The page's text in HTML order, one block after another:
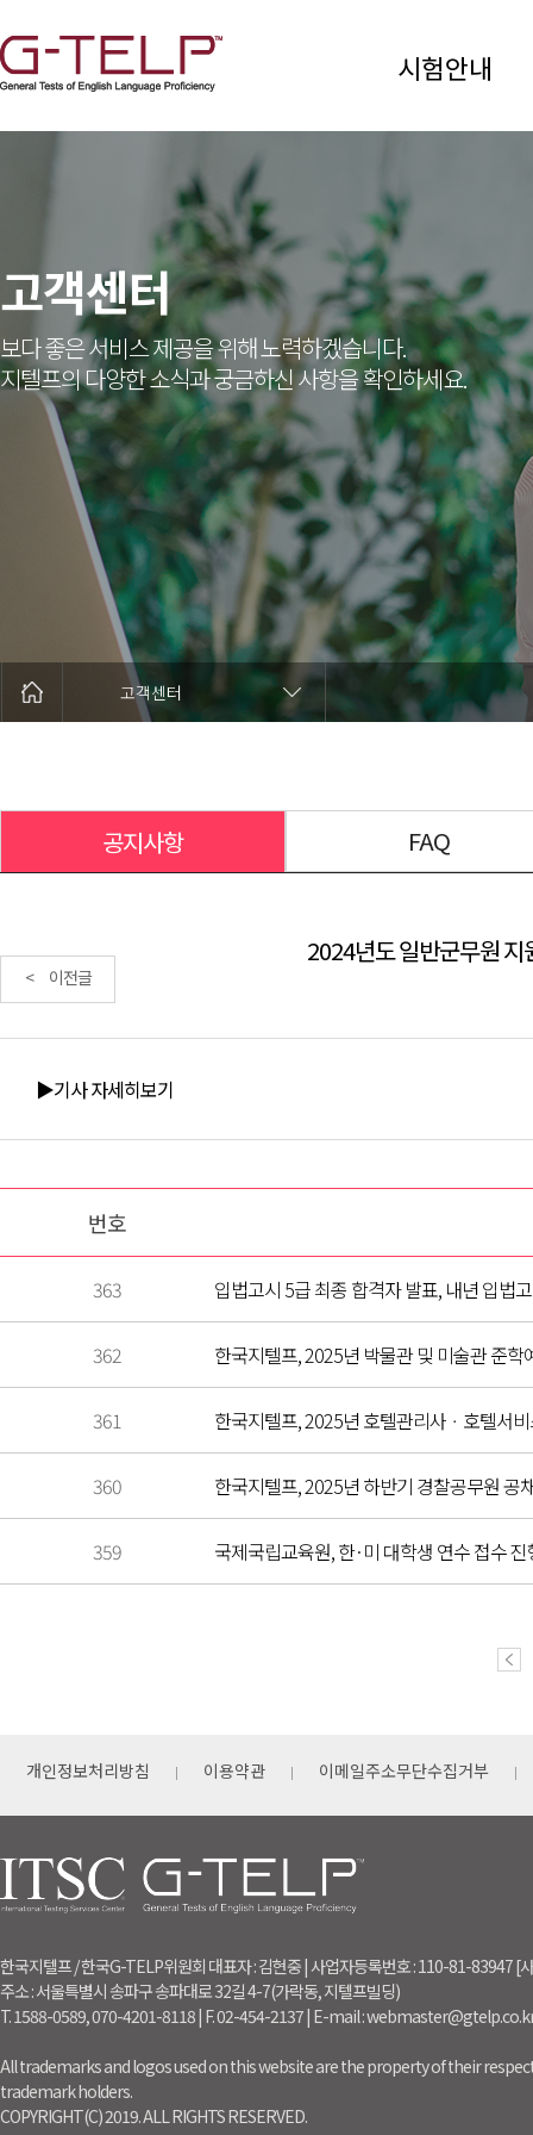
시험안내
고객센터
보다 좋은 서비스 제공을 위해 노력하겠습니다.
지텔프의 다양한 소식과 궁금하신 사항을 확인하세요.
고객센터
공지사항 FAQ
2024년도 일반군무원
< 이전글
▶기사 자세히보기
번호
363 입법고시 5급 최종 합격자 발표, 내년 입법
362 한국지텔프, 2025년 박물관 및 미술관 준
361 한국지텔프, 2025년 호텔관리사ㆍ호텔서
360 한국지텔프, 2025년 하반기 경찰공무원 공
359 국제국립교육원, 한·미 대학생 연수 접수 진
개인정보처리방침 이용약관 이메일주소무단수집거부
한국지텔프 / 한국G-TELP위원회 대표자 : 김현중 | 사업자등록번호 : 110-81-83947
주소 : 서울특별시 송파구 송파대로 32길 4-7(가락동, 지텔프빌딩)
T. 1588-0589, 070-4201-8118 | F. 02-454-2137 | E-mail :
All trademarks and logos used on this website are the property of their
trademark holders.
COPYRIGHT(C) 2019. ALL RIGHTS RESERVED.